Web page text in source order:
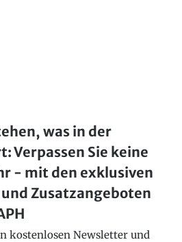
was in der
Verpassen Sie keine
- mit den exklusiven
Zusatzangeboten
kostenlosen Newsletter und